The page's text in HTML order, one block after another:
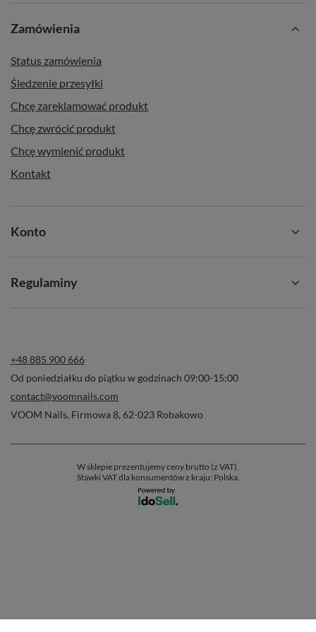
Zamówienia
Status zamówienia
Śledzenie przesyłki
Chcę zareklamować produkt
Chcę zwrócić produkt
Chcę wymienić produkt
Kontakt
Konto
Regulaminy
+48 885 900 666
Od poniedziałku do piątku w godzinach 09:00-15:00
contact@voomnails.com
VOOM Nails, Firmowa 8, 62-023 Robakowo
W sklepie prezentujemy ceny brutto (z VAT).
Stawki VAT dla konsumentów z kraju: Polska.